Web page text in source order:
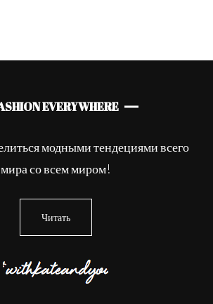
EVERYWHERE
модными тендециями всего
мира со всем миром!
Читать